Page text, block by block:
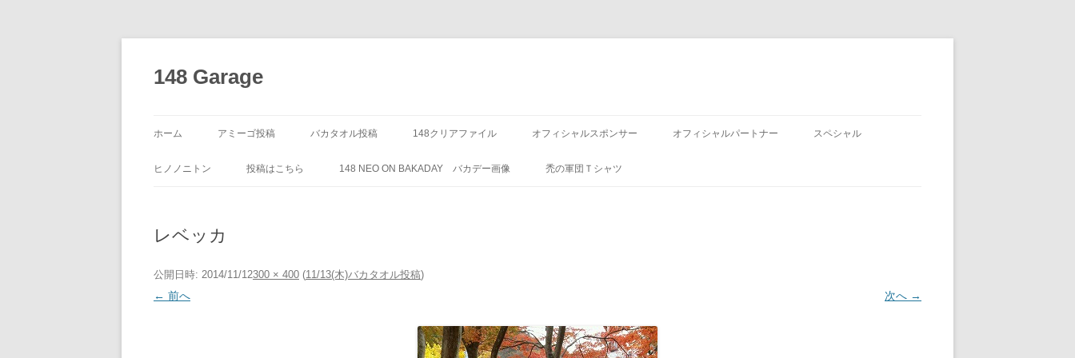
ン
ツ
ッ
148 Garage
ホーム アミーゴ投稿 バカタオル投稿 148クリアファイル オフィシャルスポンサー オフィシャルパートナー スペシャル
ヒノノニトン 投稿はこちら 148 NEO ON BAKADAY バカデー画像 禿の軍団Ｔシャツ
レベッカ
公開日時: 2014/11/12300 × 400 (11/13(木)バカタオル投稿)
← 前へ 次へ →